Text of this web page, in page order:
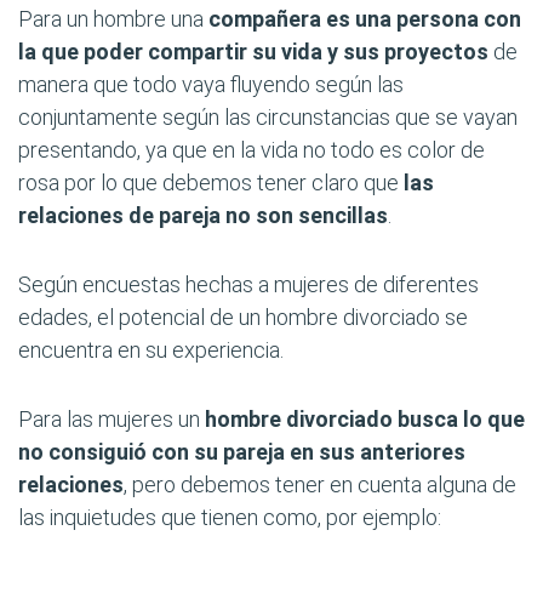
Para un hombre una compañera es una persona con
la que poder compartir su vida y sus proyectos de
manera que todo vaya fluyendo según las
conjuntamente según las circunstancias que se vayan
presentando, ya que en la vida no todo es color de
rosa por lo que debemos tener claro que las
relaciones de pareja no son sencillas
Según encuestas hechas a mujeres de diferentes
edades, el potencial de un hombre divorciado se
encuentra en su experiencia.
Para las mujeres un hombre divorciado busca lo que
no consiguió con su pareja en sus anteriores
relaciones, pero debemos tener en cuenta alguna de
las inquietudes que tienen como, por ejemplo: